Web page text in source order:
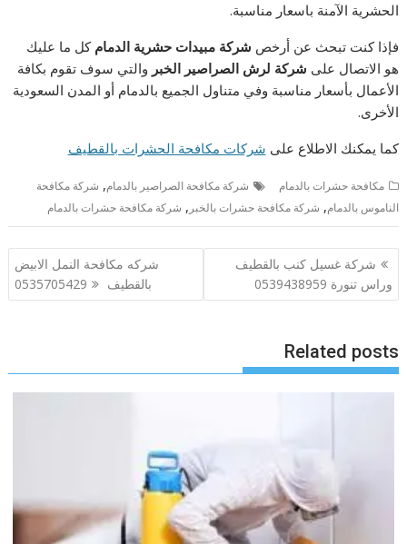
الحشرية الآمنة باسعار مناسبة.
فإذا كنت تبحث عن أرخص شركة مبيدات حشرية الدمامكل ما عليك
هو الاتصال على شركة لرش الصراصير الخبر والتي سوف تقوم بكافة
الأعمال بأسعار مناسبة وفي متناول الجميع بالدمام أو المدن السعودية
الأخرى.
كما يمكنك الاطلاع على شركات مكافحة الحشرات بالقطيف
مكافحة حشرات بالدمام شركة مكافحة الصراصير بالدمام, شركة مكافحة
الناموس بالدمام, شركة مكافحة حشرات بالخبر , شركة مكافحة حشرات بالدمام
تصفّح
المقالات
شركة غسيل كنب بالقطيف
وراس تنورة 0539438959
شركه مكافحة النمل الابيض
بالقطيف 0535705429
Related posts